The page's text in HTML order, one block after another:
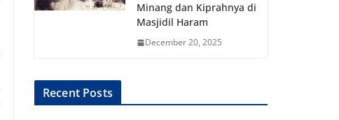
Minang dan Kiprahnya di
Masjidil Haram
December 20, 2025
Recent Posts